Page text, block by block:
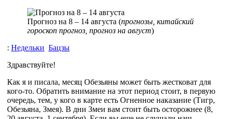
Прогноз на 8 – 14 августа (прогнозы, китайский
гороскоп прогноз, прогноз на август)
: Недельки Бацзы
Здравствуйте!
Как я и писала, месяц Обезьяны может быть жестковат для
кого-то. Обратить внимание на этот период стоит, в первую
очередь, тем, у кого в карте есть Огненное наказание (Тигр,
Обезьяна, Змея). В дни Змеи вам стоит быть осторожнее (8,